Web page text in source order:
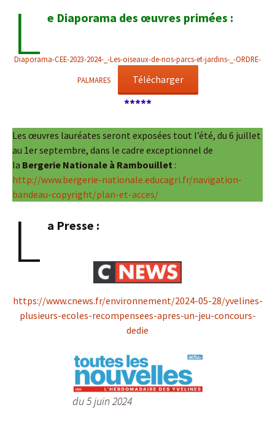
L e Diaporama des œuvres primées :
Diaporama-CEE-2023-2024-_-Les-oiseaux-de-nos-parcs-et-jardins-_-ORDRE-
PALMARES Télécharger
*****
Les œuvres lauréates seront exposées tout l’été, du 6 juillet
au 1er septembre, dans le cadre exceptionnel de
la Bergerie Nationale à Rambouillet :
http://www.bergerie-nationale.educagri.fr/navigation-
bandeau-copyright/plan-et-acces/
L a Presse :
https://www.cnews.fr/environnement/2024-05-28/yvelines-
plusieurs-ecoles-recompensees-apres-un-jeu-concours-
dedie
du 5 juin 2024